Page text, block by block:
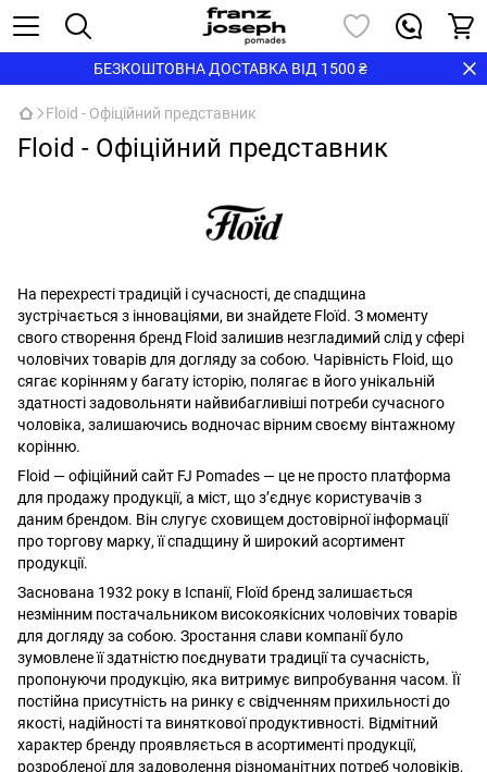
БЕЗКОШТОВНА ДОСТАВКА ВІД 1500 ₴
Floid - Офіційний представник
Floid - Офіційний представник
На перехресті традицій і сучасності, де спадщина
зустрічається з інноваціями, ви знайдете Floïd. З моменту
свого створення бренд Floid залишив незгладимий слід у сфері
чоловічих товарів для догляду за собою. Чарівність Floid, що
сягає корінням у багату історію, полягає в його унікальній
здатності задовольняти найвибагливіші потреби сучасного
чоловіка, залишаючись водночас вірним своєму вінтажному
корінню.
Floid — офіційний сайт FJ Pomades — це не просто платформа
для продажу продукції, а міст, що з’єднує користувачів з
даним брендом. Він слугує сховищем достовірної інформації
про торгову марку, її спадщину й широкий асортимент
продукції.
Заснована 1932 року в Іспанії, Floïd бренд залишається
незмінним постачальником високоякісних чоловічих товарів
для догляду за собою. Зростання слави компанії було
зумовлене її здатністю поєднувати традиції та сучасність,
пропонуючи продукцію, яка витримує випробування часом. Її
постійна присутність на ринку є свідченням прихильності до
якості, надійності та виняткової продуктивності. Відмітний
характер бренду проявляється в асортименті продукції,
розробленої для задоволення різноманітних потреб чоловіків,